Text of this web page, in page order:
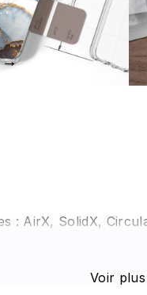
→
: AirX, SolidX,
Voir plus